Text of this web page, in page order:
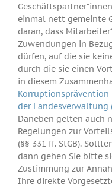
einmal nett gemeinte
daran, dass
Zuwendungen in
dürfen, auf die sie
durch die sie einen
in diesem
der
Daneben gelten auch
Regelungen zur
(§§ 331 ff. StGB).
dann gehen Sie bitte
Zustimmung zur
Ihre direkte